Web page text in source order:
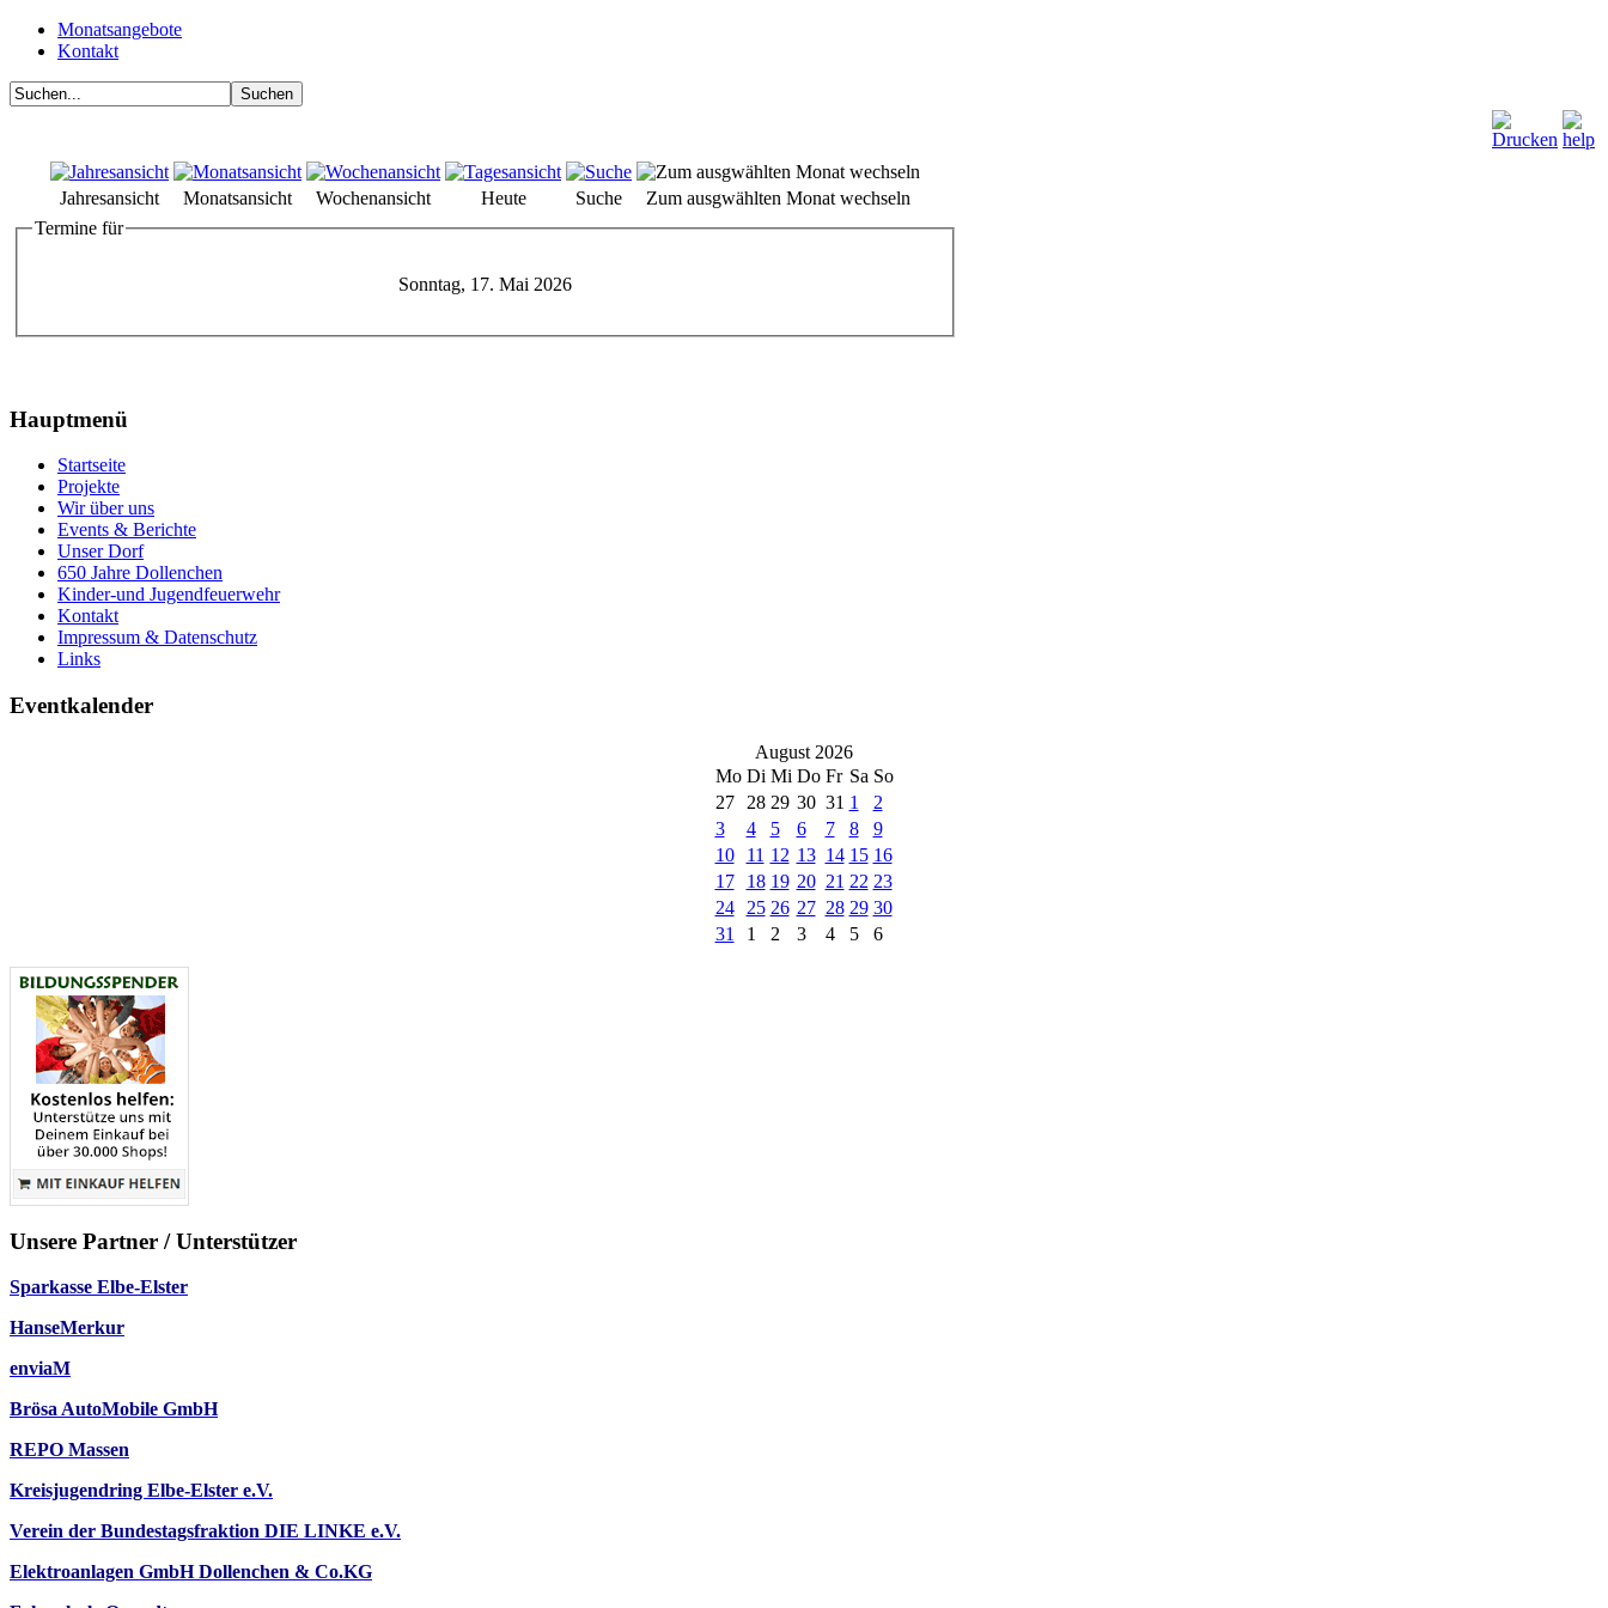
Monatsangebote
Kontakt
Jahresansicht Monatsansicht Wochenansicht Heute Suche
Zum ausgwählten Monat wechseln
Termine für
Sonntag, 17. Mai 2026
Hauptmenü
Startseite
Projekte
Wir über uns
Events & Berichte
Unser Dorf
650 Jahre Dollenchen
Kinder-und Jugendfeuerwehr
Kontakt
Impressum & Datenschutz
Links
Eventkalender
August 2026
Mo Di Mi Do Fr Sa So
27
28 29 30 31 1
2
3
4 5 6 7 8
9
10
11 12 13 14 15 16
17
18 19 20 21 22 23
24
25 26 27 28 29 30
31
1 2 3 4 5 6
Unsere Partner / Unterstützer
Sparkasse Elbe-Elster
HanseMerkur
enviaM
Brösa AutoMobile GmbH
REPO Massen
Kreisjugendring Elbe-Elster e.V.
Verein der Bundestagsfraktion DIE LINKE e.V.
Elektroanlagen GmbH Dollenchen & Co.KG